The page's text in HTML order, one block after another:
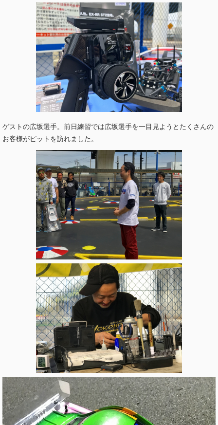
ゲストの広坂選手。前日練習では広坂選手を一目見ようとたくさんの
お客様がピットを訪れました。